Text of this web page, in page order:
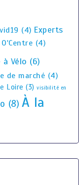
(4) Experts
(4)
Vélo (6)
de marché (4)
Loire (3) visibilité en
(8) À la